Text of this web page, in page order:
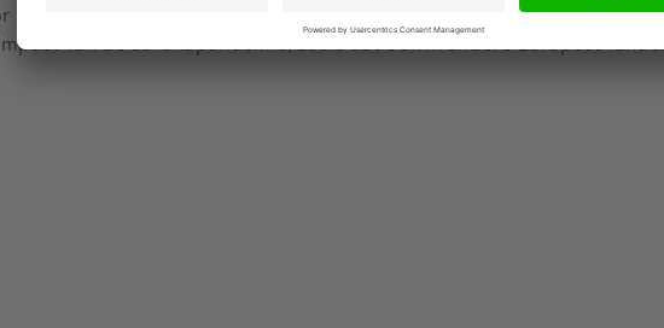
de structurele krimp van de hoeveelheid te bezorgen post. Dit proces
van de coronapandemie, zoals dat ook in andere Europese